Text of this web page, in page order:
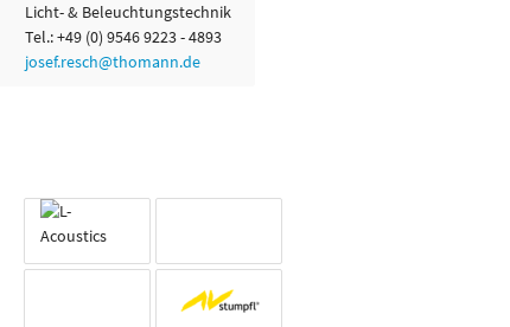
Licht- & Beleuchtungstechnik
Tel.: +49 (0) 9546 9223 - 4893
josef.resch@thomann.de